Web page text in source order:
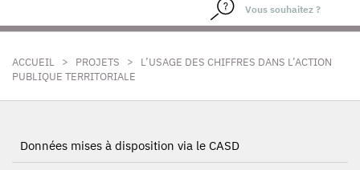
ACCUEIL > PROJETS >
L’USAGE DES CHIFFRES DANS L’ACTION
PUBLIQUE TERRITORIALE
Données mises à disposition via le CASD